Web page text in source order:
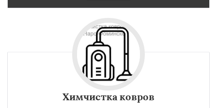
Химчистка ковров